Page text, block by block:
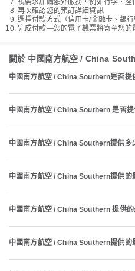
視需求加購額外服務，例如行李、座
再次確認您的預訂詳細資訊
選擇付款方式（信用卡/金融卡、銀
完成付款—您的電子機票將寄至您的
關於 中國南方航空 / China
中國南方航空 / China Southern是否提
中國南方航空 / China Southern 是否
中國南方航空 / China Southern提供多
中國南方航空 / China Southern提供的
中國南方航空 / China Southern 提供
中國南方航空 / China Southern提供的